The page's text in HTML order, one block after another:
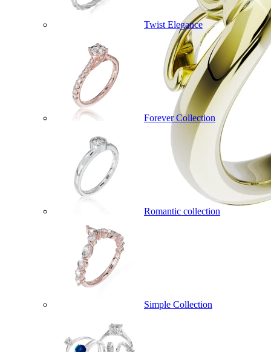
Twist Elegance
Forever Collection
Romantic collection
Simple Collection